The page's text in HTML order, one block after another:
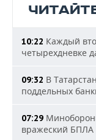
10:22 Каждый
четырехдневке
09:32 В
поддельных
07:29
вражеский БПЛА